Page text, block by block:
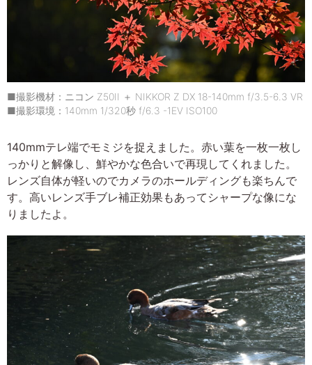
■撮影機材：ニコン Z50II ＋ NIKKOR Z DX 18-140mm f/3.5-6.3 VR
■撮影環境：140mm 1/320秒 f/6.3 -1EV ISO100
140mmテレ端でモミジを捉えました。赤い葉を一枚一枚し
っかりと解像し、鮮やかな色合いで再現してくれました。
レンズ自体が軽いのでカメラのホールディングも楽ちんで
す。高いレンズ手ブレ補正効果もあってシャープな像にな
りましたよ。